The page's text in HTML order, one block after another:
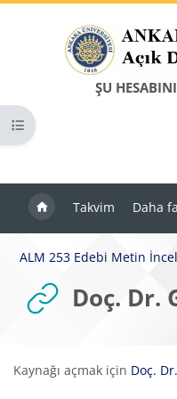
ŞU
Takvim Daha
Kurs dizinini aç
Doç. Dr.
Tamamlama Gereklilikleri
Kaynağı açmak için Doç.